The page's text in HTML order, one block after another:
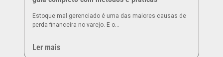
Estoque mal gerenciado é uma das maiores causas de
perda financeira no varejo. E o…
Ler mais